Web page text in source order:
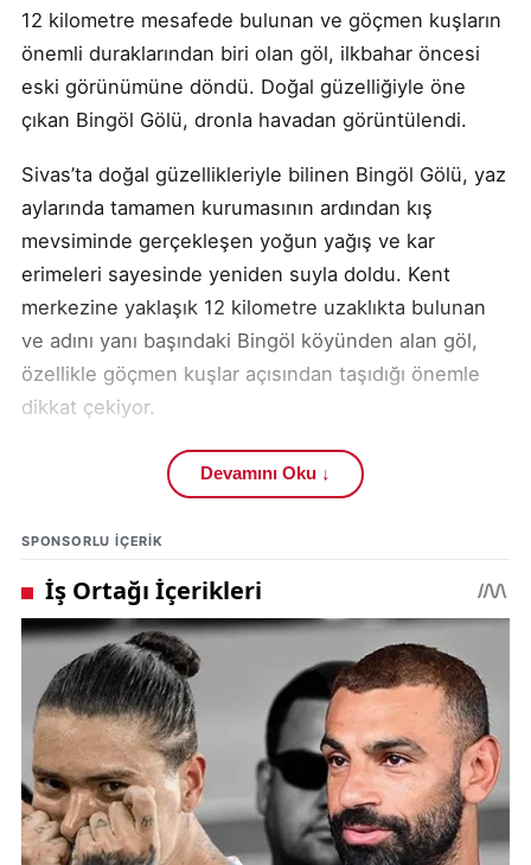
12 kilometre mesafede bulunan ve göçmen kuşların
önemli duraklarından biri olan göl, ilkbahar öncesi
eski görünümüne döndü. Doğal güzelliğiyle öne
çıkan Bingöl Gölü, dronla havadan görüntülendi.
Sivas’ta doğal güzellikleriyle bilinen Bingöl Gölü, yaz
aylarında tamamen kurumasının ardından kış
mevsiminde gerçekleşen yoğun yağış ve kar
erimeleri sayesinde yeniden suyla doldu. Kent
merkezine yaklaşık 12 kilometre uzaklıkta bulunan
ve adını yanı başındaki Bingöl köyünden alan göl,
özellikle göçmen kuşlar açısından taşıdığı önemle
dikkat çekiyor.
Geçtiğimiz yaz döneminde etkili olan sıcak hava ve
kuraklık nedeniyle göl yatağı tamamen susuz kalmış,
yüzeyde yalnızca tuz tabakası görülmüştü. Bu
durum hem bölge sakinlerini hem de doğa
gözlemcilerini endişelendirmişti. Ancak kış aylarında
etkisini gösteren yoğun kar yağışı ve yağmur, Bingöl
Gölü’nün yeniden hayat bulmasını sağladı.
Sivas’ın öne çıkan doğal alanları arasında yer alan
Bingöl Gölü, her yıl ilkbahar döneminde çok sayıda
göçmen kuşa ev sahipliği yapıyor. Kuş gözlemcileri
ve doğa fotoğrafçıları için önemli bir lokasyon olan
göl, yeniden su tutmasıyla birlikte ekosistem
Devamını Oku ↓
SPONSORLU IÇERIK